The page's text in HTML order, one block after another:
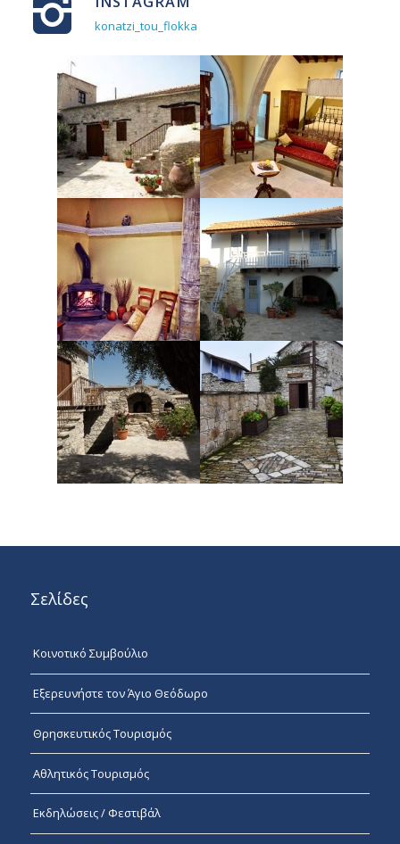
konatzi_tou_flokka
Σελίδες
Κοινοτικό Συμβούλιο
Εξερευνήστε τον Άγιο Θεόδωρο
Θρησκευτικός Τουρισμός
Αθλητικός Τουρισμός
Εκδηλώσεις / Φεστιβάλ